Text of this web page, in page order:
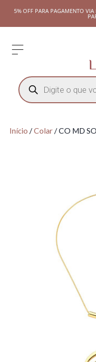
5% OFF PARA PAGAMENTO
Início /Colar/ CO MD